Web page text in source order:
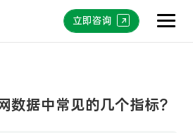
立即咨询
数据中常见的几个指标？